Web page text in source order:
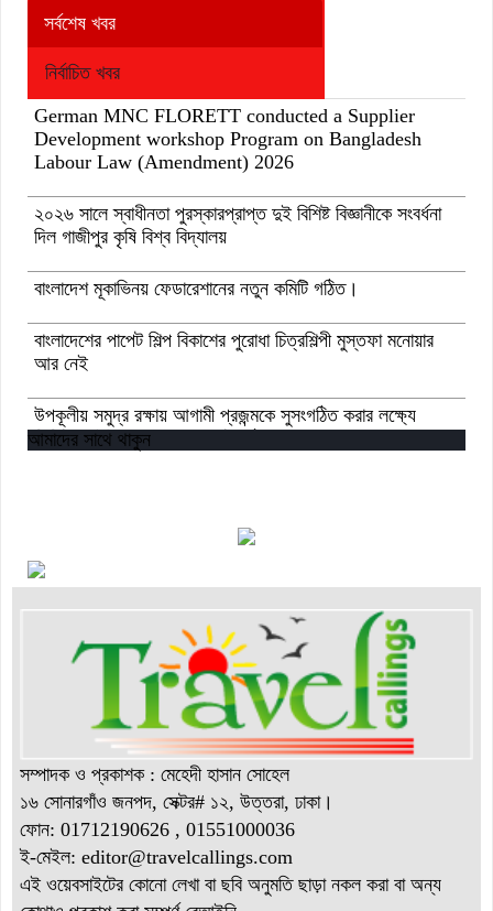
সর্বশেষ খবর
নির্বাচিত খবর
German MNC FLORETT conducted a Supplier
Development workshop Program on Bangladesh
Labour Law (Amendment) 2026
২০২৬ সালে স্বাধীনতা পুরস্কারপ্রাপ্ত দুই বিশিষ্ট বিজ্ঞানীকে সংবর্ধনা
দিল গাজীপুর কৃষি বিশ্ব বিদ্যালয়
বাংলাদেশ মূকাভিনয় ফেডারেশানের নতুন কমিটি গঠিত।
বাংলাদেশের পাপেট শিল্প বিকাশের পুরোধা চিত্রশিল্পী মুস্তফা মনোয়ার
আর নেই
উপকূলীয় সমুদ্র রক্ষায় আগামী প্রজন্মকে সুসংগঠিত করার লক্ষ্যে
ডিজিটাল ‘ইউথ ফর ওশান’ প্ল্যাটফর্ম’-এর সুচনা
আমাদের সাথে থাকুন
সম্পাদক ও প্রকাশক : মেহেদী হাসান সোহেল
১৬ সোনারগাঁও জনপদ, সেক্টর# ১২, উত্তরা, ঢাকা।
ফোন: 01712190626 , 01551000036
ই-মেইল: editor@travelcallings.com
এই ওয়েবসাইটের কোনো লেখা বা ছবি অনুমতি ছাড়া নকল করা বা অন্য